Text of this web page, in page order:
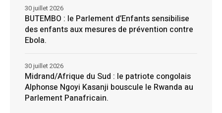
BUTEMBO : le Parlement d’Enfants sensibilise
des enfants aux mesures de prévention contre
Ebola.
30 juillet 2026
Midrand/Afrique du Sud : le patriote congolais
Alphonse Ngoyi Kasanji bouscule le Rwanda au
Parlement Panafricain.
30 juillet 2026